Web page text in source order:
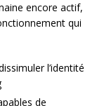
encore actif,
qui
l’identité
de